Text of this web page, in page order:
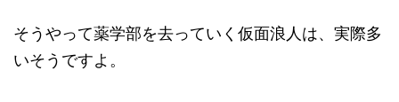
そうやって薬学部を去っていく仮面浪人は、実際多
いそうですよ。